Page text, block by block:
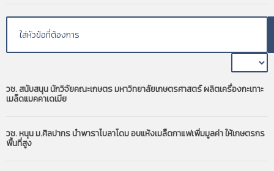
วช. สนับสนุน นักวิจัยคณะเกษตร มหาวิทยาลัยเกษตรศาสตร์ ผลิตเครื่องกะเทาะ
เมล็ดแมคคาเดเมีย
วช. หนุน ม.ศิลปากร นำพาราโบลาโดม อบแห้งเมล็ดกาแฟเพิ่มมูลค่า ให้เกษตรกร
พื้นที่สูง